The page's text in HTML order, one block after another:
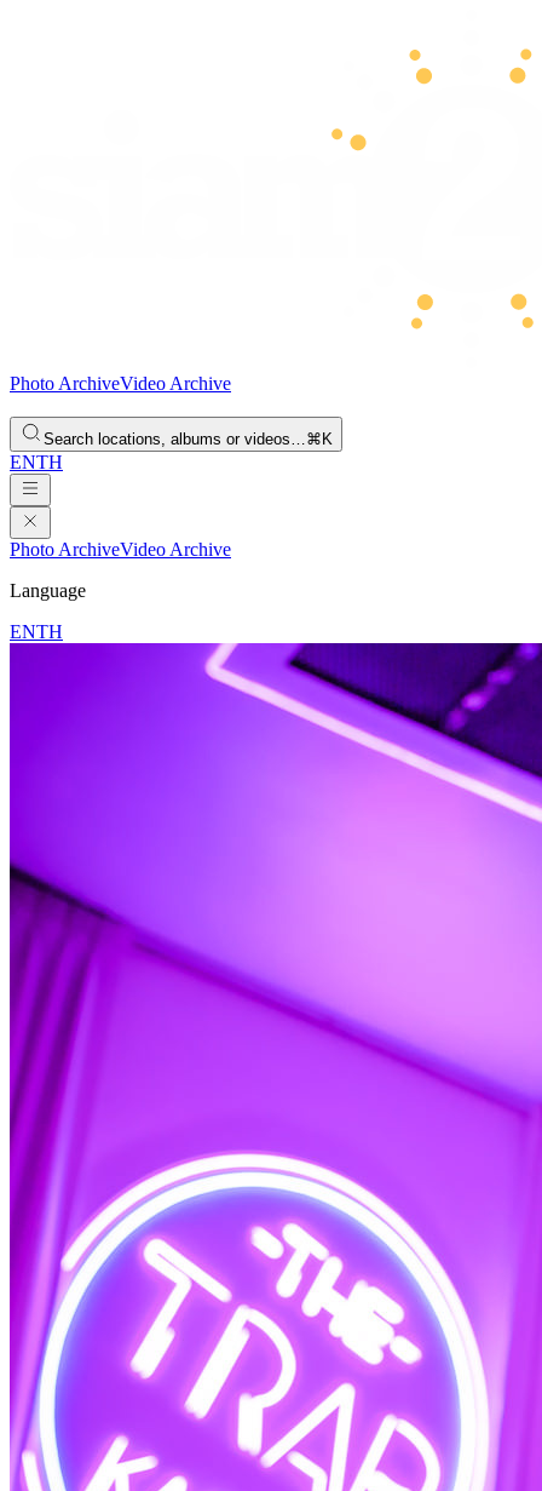
Photo ArchiveVideo Archive
Search locations, albums or videos…⌘K
ENTH
Photo ArchiveVideo Archive
Language
ENTH